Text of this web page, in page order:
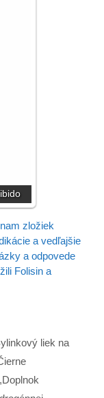
zložiek
a vedľajšie
a odpovede
Folisin a
liek na
,Doplnok